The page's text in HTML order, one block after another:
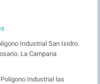
Industrial San Isidro.
La Campana
Polígono Industrial las